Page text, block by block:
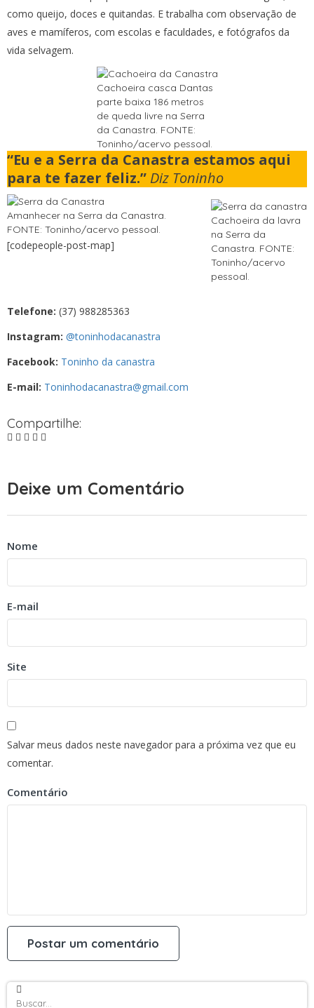
como queijo, doces e quitandas. E trabalha com observação de
aves e mamíferos, com escolas e faculdades, e fotógrafos da
vida selvagem.
Cachoeira casca Dantas
parte baixa 186 metros
de queda livre na Serra
da Canastra. FONTE:
Toninho/acervo pessoal.
“Eu e a Serra da Canastra estamos aqui
para te fazer feliz.” Diz Toninho
Cachoeira da lavra
na Serra da
Canastra. FONTE:
Toninho/acervo
pessoal.
Amanhecer na Serra da Canastra.
FONTE: Toninho/acervo pessoal.
[codepeople-post-map]
Telefone: (37) 988285363
Instagram: @toninhodacanastra
Facebook: Toninho da canastra
E-mail: Toninhodacanastra@gmail.com
Compartilhe:
Deixe um Comentário
Nome
E-mail
Site
Salvar meus dados neste navegador para a próxima vez que eu
comentar.
Comentário